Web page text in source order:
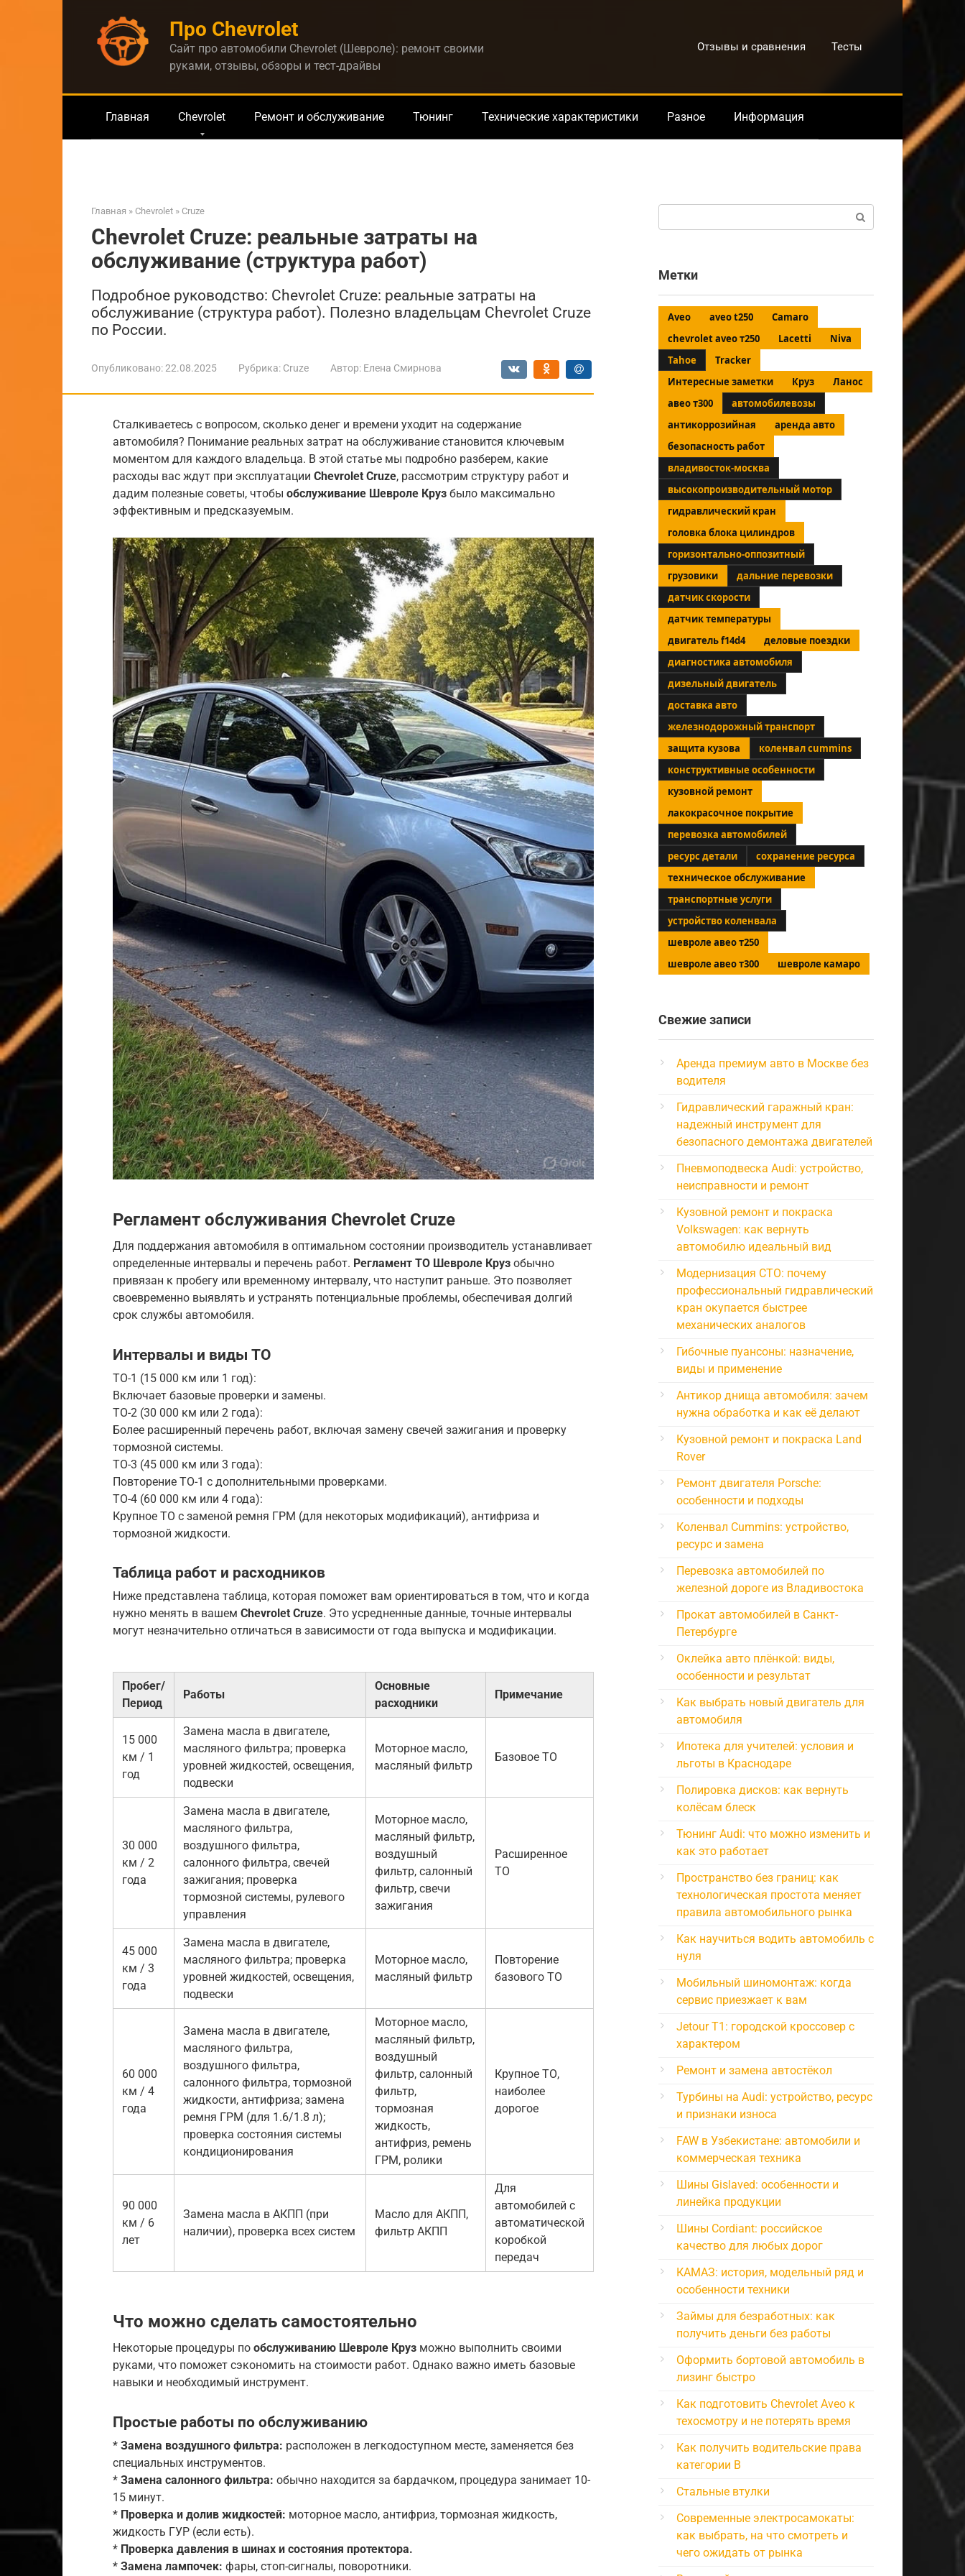
Про Chevrolet
Сайт про автомобили Chevrolet (Шевроле): ремонт своими
руками, отзывы, обзоры и тест-драйвы
Отзывы и сравнения Тесты
Главная Chevrolet Ремонт и обслуживание Тюнинг Технические характеристики Разное Информация
Главная » Chevrolet » Cruze
Chevrolet Cruze: реальные затраты на
обслуживание (структура работ)
Подробное руководство: Chevrolet Cruze: реальные затраты на
обслуживание (структура работ). Полезно владельцам Chevrolet Cruze
по России.
Опубликовано:22.08.2025 Рубрика: Cruze Автор: Елена Смирнова
Сталкиваетесь с вопросом, сколько денег и времени уходит на содержание
автомобиля? Понимание реальных затрат на обслуживание становится ключевым
моментом для каждого владельца. В этой статье мы подробно разберем, какие
расходы вас ждут при эксплуатации Chevrolet Cruze, рассмотрим структуру работ и
дадим полезные советы, чтобы обслуживание Шевроле Круз было максимально
эффективным и предсказуемым.
Регламент обслуживания Chevrolet Cruze
Для поддержания автомобиля в оптимальном состоянии производитель устанавливает
определенные интервалы и перечень работ. Регламент ТО Шевроле Круз обычно
привязан к пробегу или временному интервалу, что наступит раньше. Это позволяет
своевременно выявлять и устранять потенциальные проблемы, обеспечивая долгий
срок службы автомобиля.
Интервалы и виды ТО
ТО-1 (15 000 км или 1 год):
Включает базовые проверки и замены.
ТО-2 (30 000 км или 2 года):
Более расширенный перечень работ, включая замену свечей зажигания и проверку
тормозной системы.
ТО-3 (45 000 км или 3 года):
Повторение ТО-1 с дополнительными проверками.
ТО-4 (60 000 км или 4 года):
Крупное ТО с заменой ремня ГРМ (для некоторых модификаций), антифриза и
тормозной жидкости.
Таблица работ и расходников
Ниже представлена таблица, которая поможет вам ориентироваться в том, что и когда
нужно менять в вашем Chevrolet Cruze. Это усредненные данные, точные интервалы
могут незначительно отличаться в зависимости от года выпуска и модификации.
Пробег/
Период
Работы
Основные
расходники
Примечание
15 000
км / 1
год
Замена масла в двигателе,
масляного фильтра; проверка
уровней жидкостей, освещения,
подвески
Моторное масло,
масляный фильтр
Базовое ТО
30 000
км / 2
года
Замена масла в двигателе,
масляного фильтра,
воздушного фильтра,
салонного фильтра, свечей
зажигания; проверка
тормозной системы, рулевого
управления
Моторное масло,
масляный фильтр,
воздушный
фильтр, салонный
фильтр, свечи
зажигания
Расширенное
ТО
45 000
км / 3
года
Замена масла в двигателе,
масляного фильтра; проверка
уровней жидкостей, освещения,
подвески
Моторное масло,
масляный фильтр
Повторение
базового ТО
60 000
км / 4
года
Замена масла в двигателе,
масляного фильтра,
воздушного фильтра,
салонного фильтра, тормозной
жидкости, антифриза; замена
ремня ГРМ (для 1.6/1.8 л);
проверка состояния системы
кондиционирования
Моторное масло,
масляный фильтр,
воздушный
фильтр, салонный
фильтр,
тормозная
жидкость,
антифриз, ремень
ГРМ, ролики
Крупное ТО,
наиболее
дорогое
90 000
км / 6
лет
Замена масла в АКПП (при
наличии), проверка всех систем
Масло для АКПП,
фильтр АКПП
Для
автомобилей с
автоматической
коробкой
передач
Что можно сделать самостоятельно
Некоторые процедуры по обслуживанию Шевроле Круз можно выполнить своими
руками, что поможет сэкономить на стоимости работ. Однако важно иметь базовые
навыки и необходимый инструмент.
Простые работы по обслуживанию
* Замена воздушного фильтра: расположен в легкодоступном месте, заменяется без
специальных инструментов.
* Замена салонного фильтра: обычно находится за бардачком, процедура занимает 10-
15 минут.
* Проверка и долив жидкостей: моторное масло, антифриз, тормозная жидкость,
жидкость ГУР (если есть).
* Проверка давления в шинах и состояния протектора.
* Замена лампочек: фары, стоп-сигналы, поворотники.
Метки
Aveo aveo t250
Camaro
chevrolet aveo т250
Lacetti
Niva
Tahoe
Tracker
Интересные заметки
Круз
Ланос
авео т300
автомобилевозы
антикоррозийная
аренда авто
безопасность работ
владивосток-москва
высокопроизводительный мотор
гидравлический кран
головка блока цилиндров
горизонтально-оппозитный
грузовики
дальние перевозки
датчик скорости
датчик температуры
двигатель f14d4
деловые поездки
диагностика автомобиля
дизельный двигатель
доставка авто
железнодорожный транспорт
защита кузова
коленвал cummins
конструктивные особенности
кузовной ремонт
лакокрасочное покрытие
перевозка автомобилей
ресурс детали
сохранение ресурса
техническое обслуживание
транспортные услуги
устройство коленвала
шевроле авео т250
шевроле авео т300
шевроле камаро
Свежие записи
Аренда премиум авто в Москве без
водителя
Гидравлический гаражный кран:
надежный инструмент для
безопасного демонтажа двигателей
Пневмоподвеска Audi: устройство,
неисправности и ремонт
Кузовной ремонт и покраска
Volkswagen: как вернуть
автомобилю идеальный вид
Модернизация СТО: почему
профессиональный гидравлический
кран окупается быстрее
механических аналогов
Гибочные пуансоны: назначение,
виды и применение
Антикор днища автомобиля: зачем
нужна обработка и как её делают
Кузовной ремонт и покраска Land
Rover
Ремонт двигателя Porsche:
особенности и подходы
Коленвал Cummins: устройство,
ресурс и замена
Перевозка автомобилей по
железной дороге из Владивостока
Прокат автомобилей в Санкт-
Петербурге
Оклейка авто плёнкой: виды,
особенности и результат
Как выбрать новый двигатель для
автомобиля
Ипотека для учителей: условия и
льготы в Краснодаре
Полировка дисков: как вернуть
колёсам блеск
Тюнинг Audi: что можно изменить и
как это работает
Пространство без границ: как
технологическая простота меняет
правила автомобильного рынка
Как научиться водить автомобиль с
нуля
Мобильный шиномонтаж: когда
сервис приезжает к вам
Jetour T1: городской кроссовер с
характером
Ремонт и замена автостёкол
Турбины на Audi: устройство, ресурс
и признаки износа
FAW в Узбекистане: автомобили и
коммерческая техника
Шины Gislaved: особенности и
линейка продукции
Шины Cordiant: российское
качество для любых дорог
КАМАЗ: история, модельный ряд и
особенности техники
Займы для безработных: как
получить деньги без работы
Оформить бортовой автомобиль в
лизинг быстро
Как подготовить Chevrolet Aveo к
техосмотру и не потерять время
Как получить водительские права
категории B
Стальные втулки
Современные электросамокаты:
как выбрать, на что смотреть и
чего ожидать от рынка